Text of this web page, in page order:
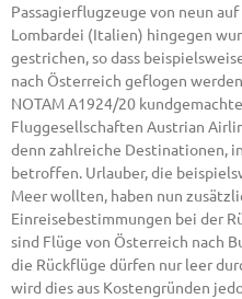
Passagierflugzeuge von neun
Lombardei (Italien) hingegen
gestrichen, so dass
nach Österreich geflogen
NOTAM A1924/20
Fluggesellschaften Austrian
denn zahlreiche Destinationen,
betroffen. Urlauber, die
Meer wollten, haben nun
Einreisebestimmungen bei der
sind Flüge von Österreich nach
die Rückflüge dürfen nur leer
wird dies aus Kostengründen